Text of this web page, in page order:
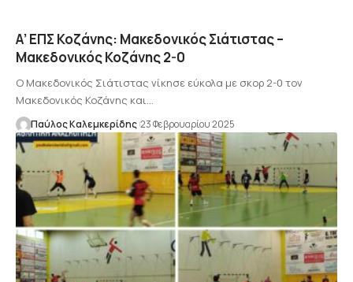
Α’ ΕΠΣ Κοζάνης: Μακεδονικός Σιάτιστας –
Μακεδονικός Κοζάνης 2-0
Ο Μακεδονικός Σιάτιστας νίκησε εύκολα με σκορ 2-0 τον
Μακεδονικός Κοζάνης και…
Παύλος Καλεμκερίδης 23 Φεβρουαρίου 2025